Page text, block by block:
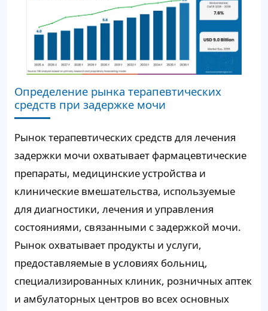
Определение рынка терапевтических
средств при задержке мочи
Рынок терапевтических средств для лечения
задержки мочи охватывает фармацевтические
препараты, медицинские устройства и
клинические вмешательства, используемые
для диагностики, лечения и управления
состояниями, связанными с задержкой мочи.
Рынок охватывает продукты и услуги,
предоставляемые в условиях больниц,
специализированных клиник, розничных аптек
и амбулаторных центров во всех основных